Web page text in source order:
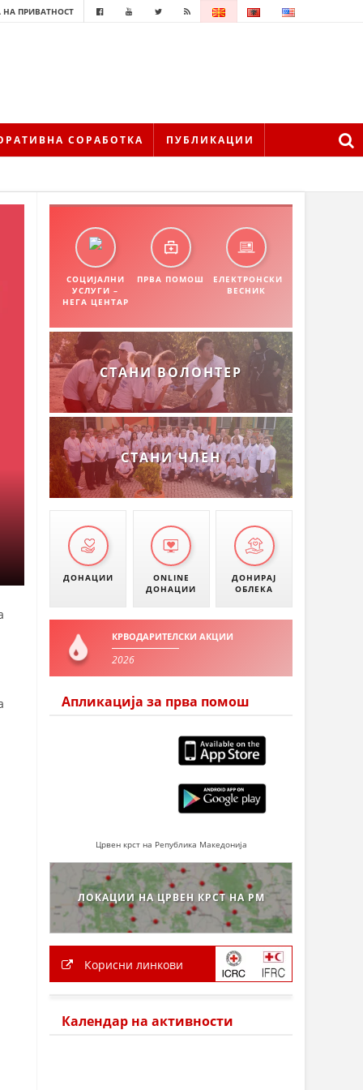
ПРИВАТНОСТ
СОРАБОТКА ПУБЛИКАЦИИ
СОЦИЈАЛНИ
УСЛУГИ –
НЕГА ЦЕНТАР
ПРВА ПОМОШ
ЕЛЕКТРОНСКИ
ВЕСНИК
СТАНИ ВОЛОНТЕР
СТАНИ ЧЛЕН
ДОНАЦИИ
ONLINE
ДОНАЦИИ
ДОНИРАЈ
ОБЛЕКА
КРВОДАРИТЕЛСКИ АКЦИИ
2026
Апликација за прва помош
Црвен крст на Република Македонија
ЛОКАЦИИ НА ЦРВЕН КРСТ НА РМ
Корисни линкови
Календар на активности